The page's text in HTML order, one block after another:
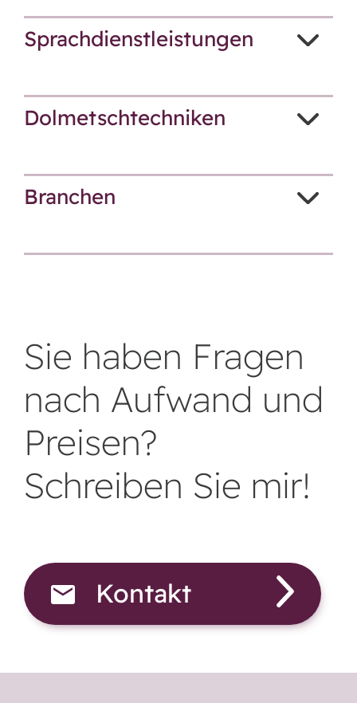
Sprachdienstleistungen
Dolmetschtechniken
Branchen
Sie haben Fragen
nach Aufwand und
Preisen?
Schreiben Sie mir!
Kontakt